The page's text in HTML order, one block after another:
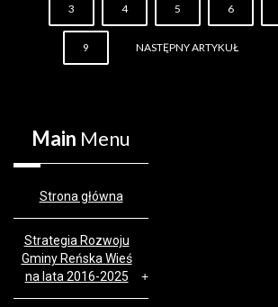
3 4 5 6
9 NASTĘPNY ARTYKUŁ
Main Menu
Strona główna
Strategia Rozwoju
Gminy Reńska Wieś
na lata 2016-2025